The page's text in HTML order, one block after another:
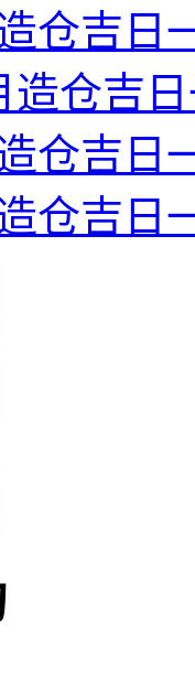
仓吉日
造仓吉
仓吉日
仓吉日